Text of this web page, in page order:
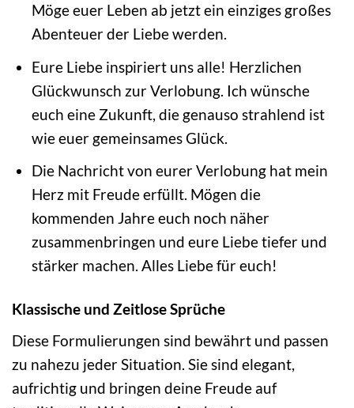
Möge euer Leben ab jetzt ein einziges großes
Abenteuer der Liebe werden.
Eure Liebe inspiriert uns alle! Herzlichen
Glückwunsch zur Verlobung. Ich wünsche
euch eine Zukunft, die genauso strahlend ist
wie euer gemeinsames Glück.
Die Nachricht von eurer Verlobung hat mein
Herz mit Freude erfüllt. Mögen die
kommenden Jahre euch noch näher
zusammenbringen und eure Liebe tiefer und
stärker machen. Alles Liebe für euch!
Klassische und Zeitlose Sprüche
Diese Formulierungen sind bewährt und passen
zu nahezu jeder Situation. Sie sind elegant,
aufrichtig und bringen deine Freude auf